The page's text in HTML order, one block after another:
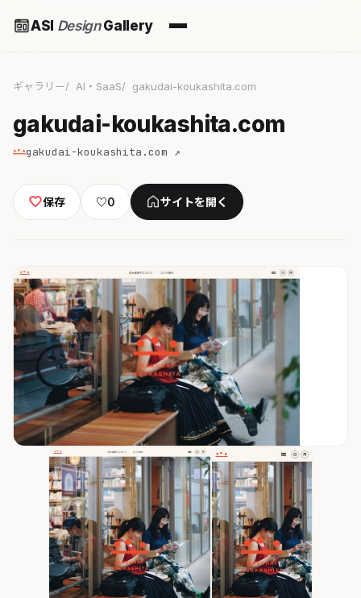
ASI DesignGallery
ギャラリー AI・SaaS gakudai-koukashita.com
gakudai-koukashita.com
gakudai-koukashita.com ↗
保存 ♡0 サイトを開く